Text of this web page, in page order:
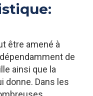
être amené à
de
ainsi que la
donne. Dans les